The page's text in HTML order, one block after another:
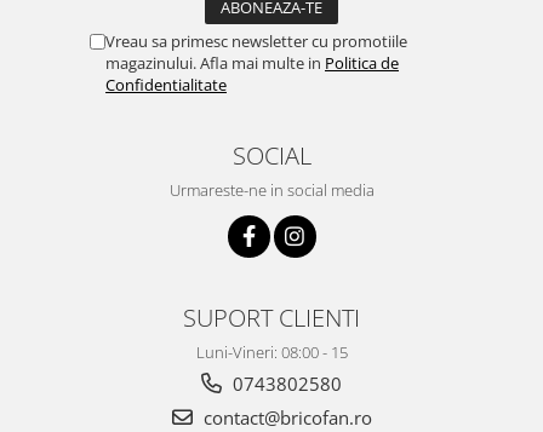
Coliere plastic
Conectori/doze
Proiectoare & lampi de lucru
Aparate de spalat cu presiune si
Vreau sa primesc newsletter cu promotiile
magazinului. Afla mai multe in Politica de
Confidentialitate
SOCIAL
Urmareste-ne in social media
SUPORT CLIENTI
Luni-Vineri: 08:00 - 15
0743802580
contact@bricofan.ro